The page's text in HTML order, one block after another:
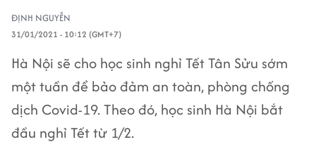
ĐỊNH NGUYỄN
31/01/2021 - 10:12 (GMT+7)
Hà Nội sẽ cho học sinh nghỉ Tết Tân Sửu sớm
một tuần để bảo đảm an toàn, phòng chống
dịch Covid-19. Theo đó, học sinh Hà Nội bắt
đầu nghỉ Tết từ 1/2.